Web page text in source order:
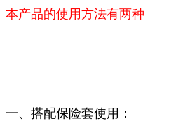
本产品的使用方法有两种
一、搭配保险套使用：